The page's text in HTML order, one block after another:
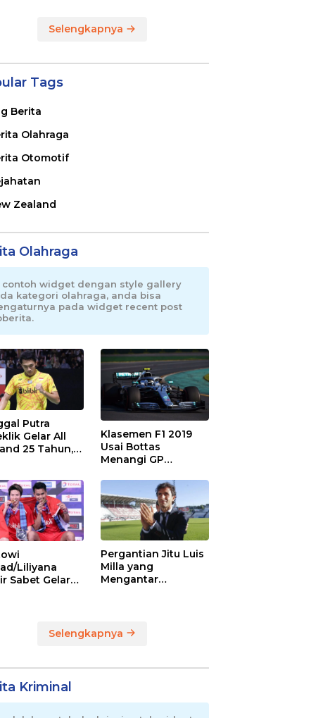
Selengkapnya
Tags
Berita
Olahraga
Otomotif
Zealand
Olahraga
contoh widget dengan style gallery
kategori olahraga, anda bisa
pada widget recent post
Putra
Gelar All
25 Tahun,
Klasemen F1 2019
Usai Bottas
Menangi GP
Liliyana
Sabet Gelar
Pergantian Jitu Luis
Milla yang
Mengantar
Selengkapnya
Kriminal